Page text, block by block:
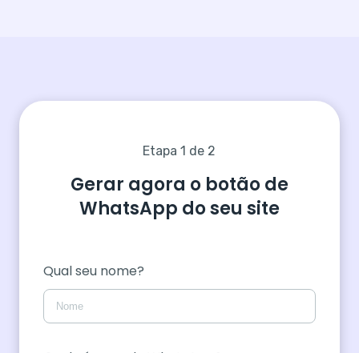
Etapa 1 de 2
Gerar agora o botão de
WhatsApp do seu site
Qual seu nome?